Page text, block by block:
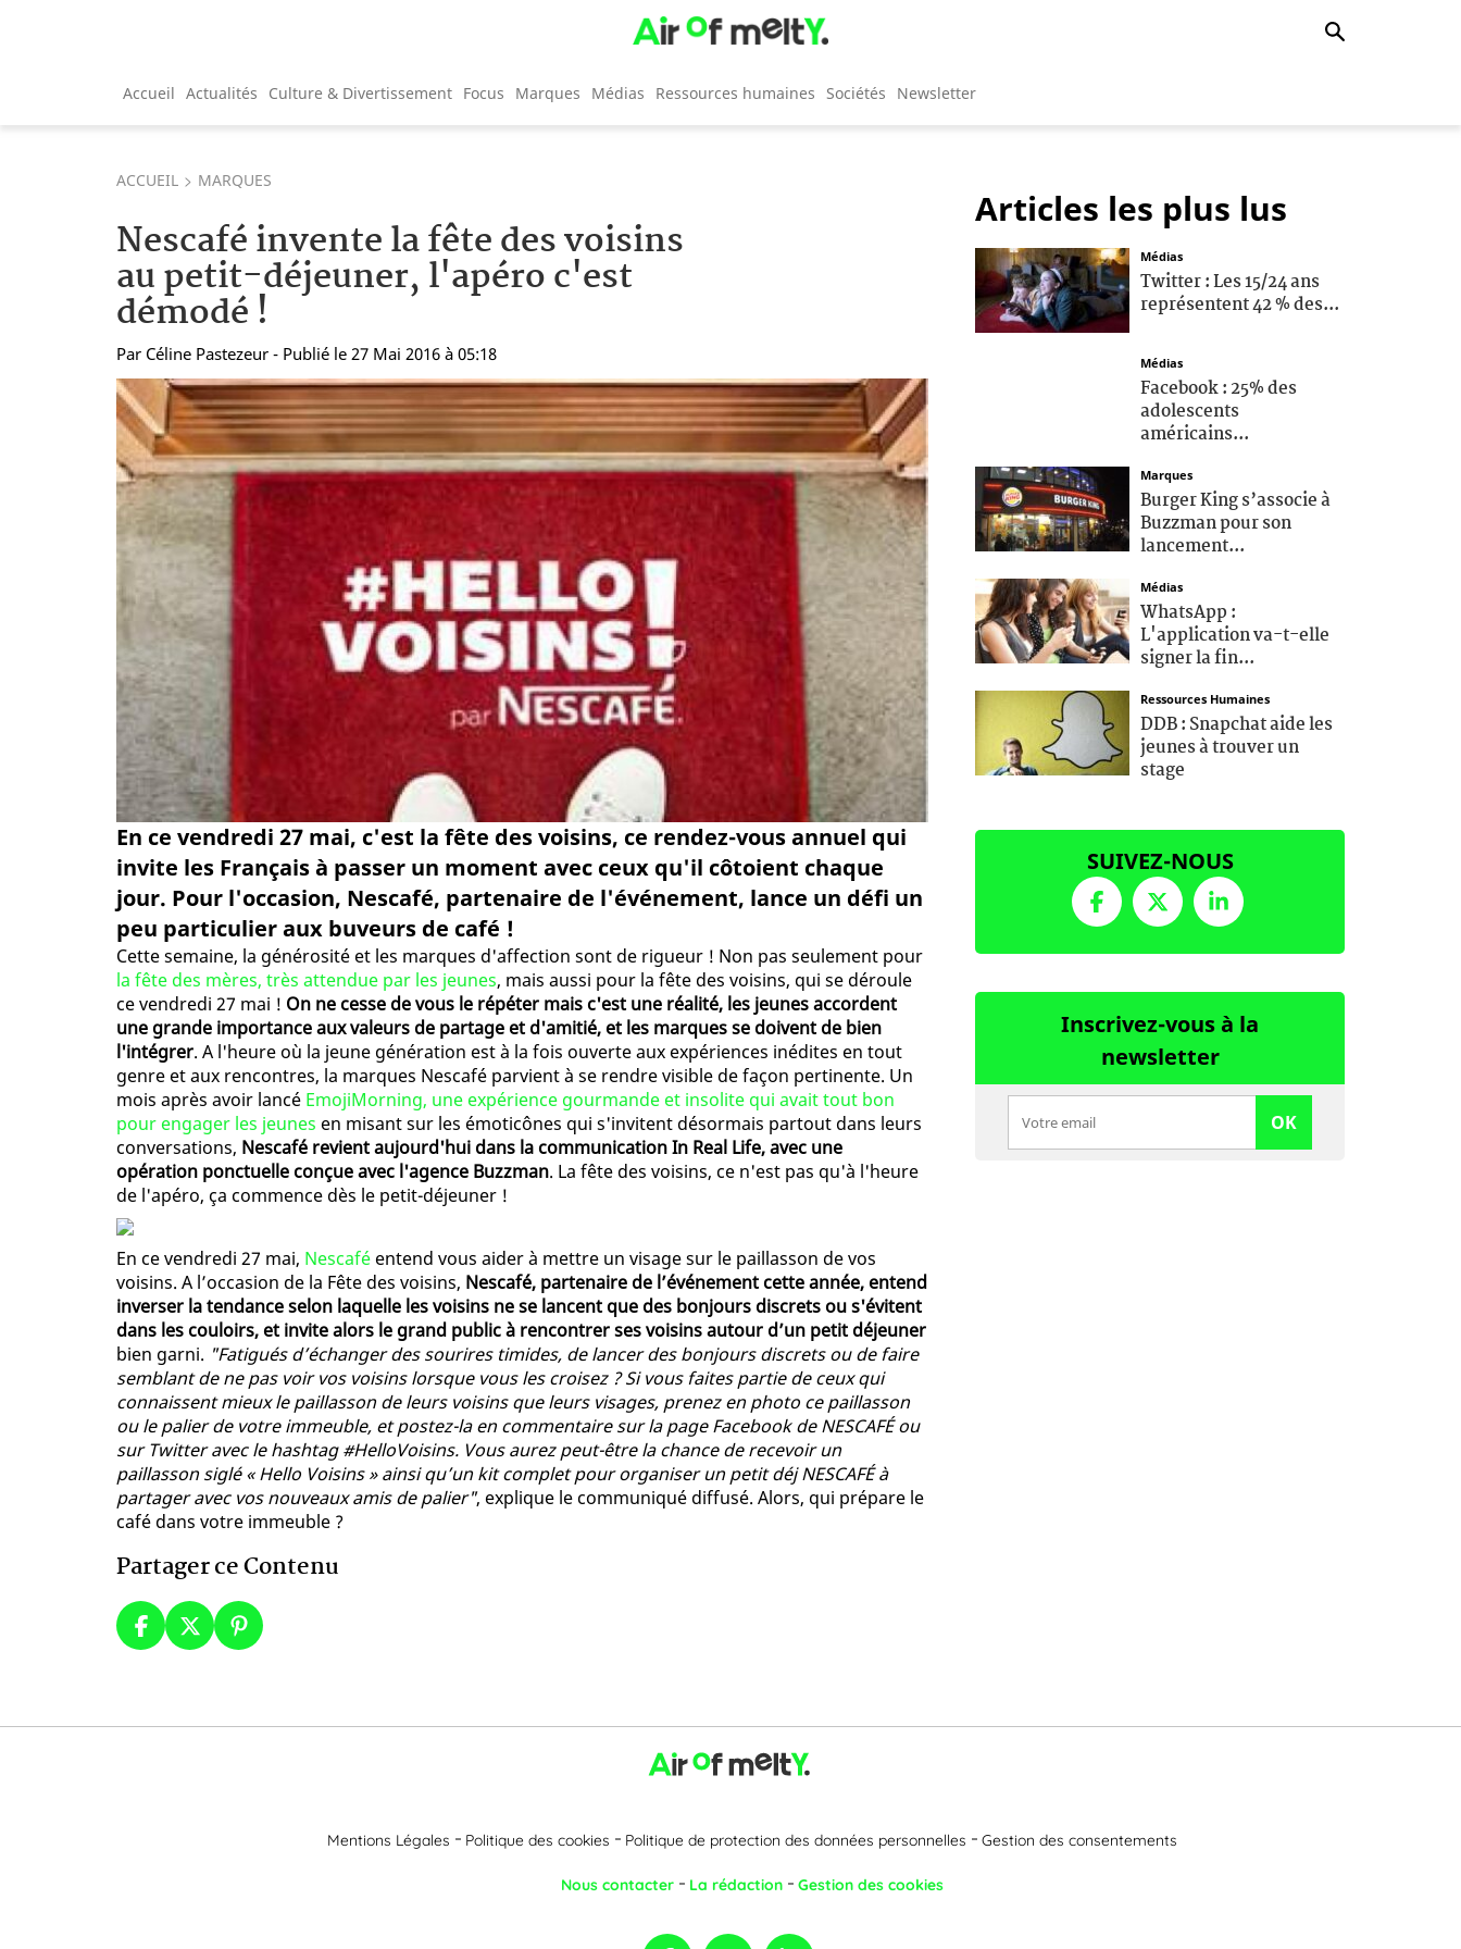
Accueil Actualités Culture & Divertissement Focus Marques Médias Ressources humaines Sociétés Newsletter
ACCUEIL MARQUES
Nescafé invente la fête des voisins
au petit-déjeuner, l'apéro c'est
démodé !
Par Céline Pastezeur - Publié le 27 Mai 2016 à 05:18
En ce vendredi 27 mai, c'est la fête des voisins, ce rendez-vous annuel qui
invite les Français à passer un moment avec ceux qu'il côtoient chaque
jour. Pour l'occasion, Nescafé, partenaire de l'événement, lance un défi un
peu particulier aux buveurs de café !
Cette semaine, la générosité et les marques d'affection sont de rigueur ! Non pas seulement pour
la fête des mères, très attendue par les jeunes, mais aussi pour la fête des voisins, qui se déroule
ce vendredi 27 mai ! On ne cesse de vous le répéter mais c'est une réalité, les jeunes accordent
une grande importance aux valeurs de partage et d'amitié, et les marques se doivent de bien
l'intégrer. A l'heure où la jeune génération est à la fois ouverte aux expériences inédites en tout
genre et aux rencontres, la marques Nescafé parvient à se rendre visible de façon pertinente. Un
mois après avoir lancé EmojiMorning, une expérience gourmande et insolite qui avait tout bon
pour engager les jeunes en misant sur les émoticônes qui s'invitent désormais partout dans leurs
conversations, Nescafé revient aujourd'hui dans la communication In Real Life, avec une
opération ponctuelle conçue avec l'agence Buzzman. La fête des voisins, ce n'est pas qu'à l'heure
de l'apéro, ça commence dès le petit-déjeuner !
En ce vendredi 27 mai, Nescafé entend vous aider à mettre un visage sur le paillasson de vos
voisins. A l’occasion de la Fête des voisins, Nescafé, partenaire de l’événement cette année, entend
inverser la tendance selon laquelle les voisins ne se lancent que des bonjours discrets ou s'évitent
dans les couloirs, et invite alors le grand public à rencontrer ses voisins autour d’un petit déjeuner
bien garni. "Fatigués d’échanger des sourires timides, de lancer des bonjours discrets ou de faire
semblant de ne pas voir vos voisins lorsque vous les croisez ? Si vous faites partie de ceux qui
connaissent mieux le paillasson de leurs voisins que leurs visages, prenez en photo ce paillasson
ou le palier de votre immeuble, et postez-la en commentaire sur la page Facebook de NESCAFÉ ou
sur Twitter avec le hashtag #HelloVoisins. Vous aurez peut-être la chance de recevoir un
paillasson siglé « Hello Voisins » ainsi qu’un kit complet pour organiser un petit déj NESCAFÉ à
partager avec vos nouveaux amis de palier", explique le communiqué diffusé. Alors, qui prépare le
café dans votre immeuble ?
Partager ce Contenu
Articles les plus lus
Médias
Twitter : Les 15/24 ans
représentent 42 % des...
Médias
Facebook : 25% des
adolescents
américains...
Marques
Burger King s’associe à
Buzzman pour son
lancement...
Médias
WhatsApp :
L'application va-t-elle
signer la fin...
Ressources Humaines
DDB : Snapchat aide les
jeunes à trouver un
stage
SUIVEZ-NOUS
Inscrivez-vous à la
newsletter
OK
Mentions Légales Politique des cookies Politique de protection des données personnelles Gestion des consentements
Nous contacter La rédaction Gestion des cookies